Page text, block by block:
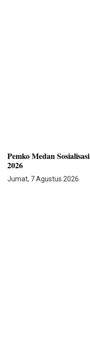
Pemko Medan
2026
Jumat, 7 Agustus 2026